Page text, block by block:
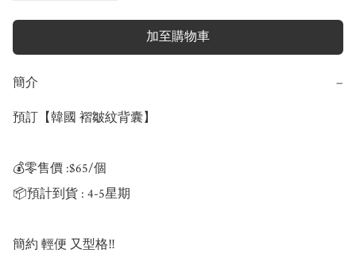
加至購物車
簡介 −
預訂【韓國 褶皺紋背囊】
💰零售價 :$65/個
📦預計到貨 : 4-5星期
簡約 輕便 又型格‼️